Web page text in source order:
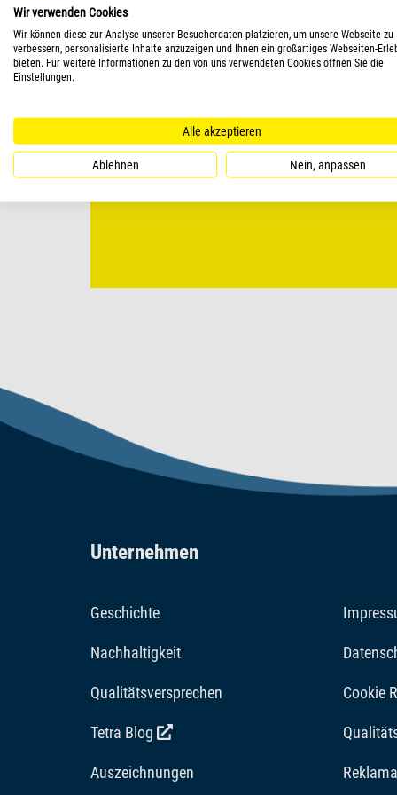
Unternehmen
Geschichte
Nachhaltigkeit
Qualitätsversprechen Cookie
Tetra Blog
Auszeichnungen
Wir verwenden Cookies
Wir können diese zur Analyse unserer Besucherdaten platzieren, um unsere Webseite zu
verbessern, personalisierte Inhalte anzuzeigen und Ihnen ein großartiges Webseiten-
bieten. Für weitere Informationen zu den von uns verwendeten Cookies öffnen Sie die
Einstellungen.
Alle akzeptieren
Ablehnen Nein, anpassen